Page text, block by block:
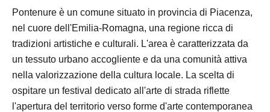
Pontenure è un comune situato in provincia di Piacenza,
nel cuore dell'Emilia-Romagna, una regione ricca di
tradizioni artistiche e culturali. L'area è caratterizzata da
un tessuto urbano accogliente e da una comunità attiva
nella valorizzazione della cultura locale. La scelta di
ospitare un festival dedicato all'arte di strada riflette
l'apertura del territorio verso forme d'arte contemporanea